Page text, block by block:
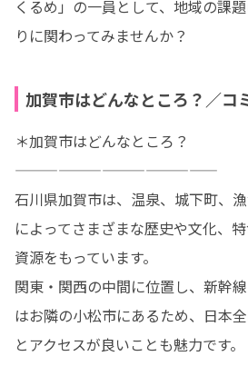
くるめ」の一員として、地域の課
りに関わってみませんか？
加賀市はどんなところ？／コ
＊加賀市はどんなところ？
——————————————
石川県加賀市は、温泉、城下町、
によってさまざまな歴史や文化、
資源をもっています。
関東・関西の中間に位置し、新幹
はお隣の小松市にあるため、日本
とアクセスが良いことも魅力です。